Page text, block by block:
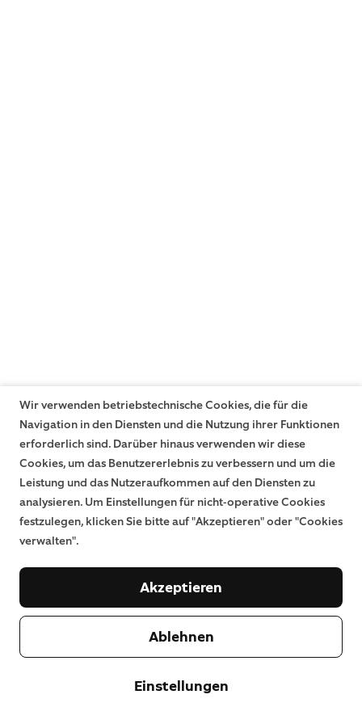
Wir verwenden betriebstechnische Cookies, die für die
Navigation in den Diensten und die Nutzung ihrer Funktionen
erforderlich sind. Darüber hinaus verwenden wir diese
Cookies, um das Benutzererlebnis zu verbessern und um die
Leistung und das Nutzeraufkommen auf den Diensten zu
analysieren. Um Einstellungen für nicht-operative Cookies
festzulegen, klicken Sie bitte auf "Akzeptieren" oder "Cookies
verwalten".
Einstellungen
Ablehnen
Akzeptieren